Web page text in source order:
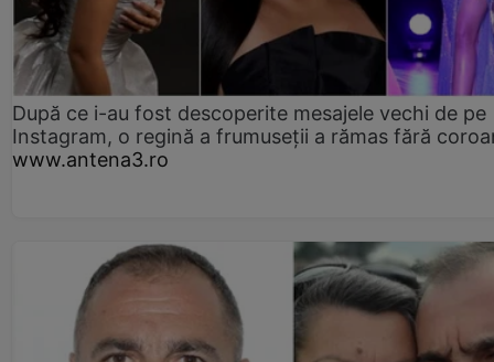
După ce i-au fost descoperite mesajele vechi de pe
Instagram, o regină a frumuseții a rămas fără
www.antena3.ro